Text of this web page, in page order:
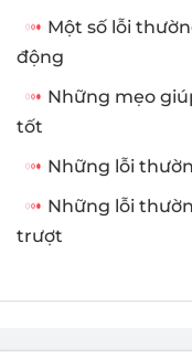
Một số lỗi
động
Những mẹo
tốt
Những lỗi
Những lỗi
trượt